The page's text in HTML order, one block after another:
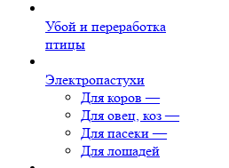
Убой и переработка
птицы
Электропастухи
Для коров —
Для овец, коз —
Для пасеки —
Для лошадей